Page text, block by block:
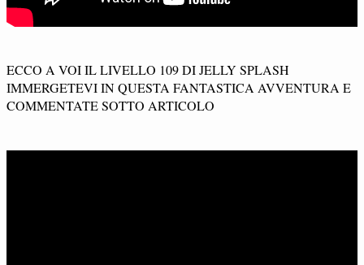
ECCO A VOI IL LIVELLO 109 DI JELLY SPLASH
IMMERGETEVI IN QUESTA FANTASTICA AVVENTURA E
COMMENTATE SOTTO ARTICOLO